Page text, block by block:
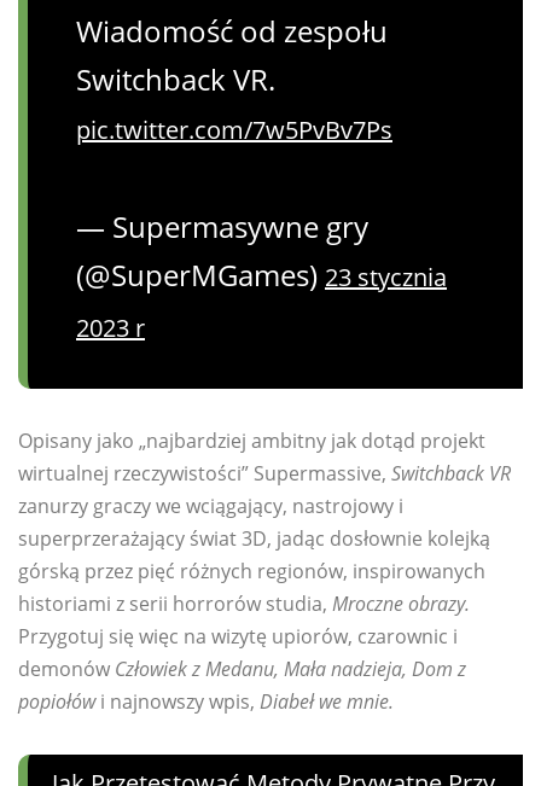
Wiadomość od zespołu
Switchback VR.
pic.twitter.com/7w5PvBv7Ps
— Supermasywne gry
(@SuperMGames) 23 stycznia
2023 r
Opisany jako „najbardziej ambitny jak dotąd projekt
wirtualnej rzeczywistości” Supermassive, Switchback VR
zanurzy graczy we wciągający, nastrojowy i
superprzerażający świat 3D, jadąc dosłownie kolejką
górską przez pięć różnych regionów, inspirowanych
historiami z serii horrorów studia, Mroczne obrazy.
Przygotuj się więc na wizytę upiorów, czarownic i
demonów Człowiek z Medanu, Mała nadzieja, Dom z
popiołówi najnowszy wpis, Diabeł we mnie.